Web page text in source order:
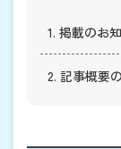
1. 掲載のお
2. 記事概要